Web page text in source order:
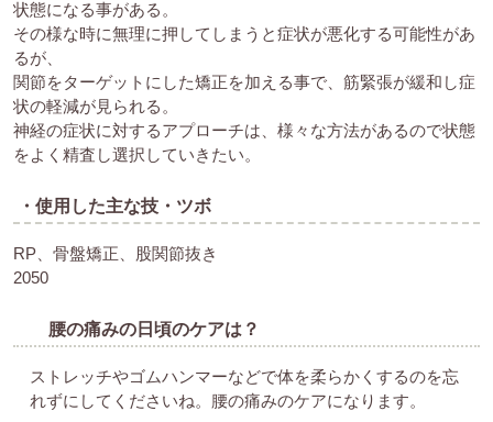
状態になる事がある。
その様な時に無理に押してしまうと症状が悪化する可能性があ
るが、
関節をターゲットにした矯正を加える事で、筋緊張が緩和し症
状の軽減が見られる。
神経の症状に対するアプローチは、様々な方法があるので状態
をよく精査し選択していきたい。
・使用した主な技・ツボ
RP、骨盤矯正、股関節抜き
2050
腰の痛みの日頃のケアは？
ストレッチやゴムハンマーなどで体を柔らかくするのを忘
れずにしてくださいね。腰の痛みのケアになります。